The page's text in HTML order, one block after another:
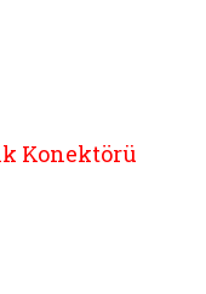
Konektörü